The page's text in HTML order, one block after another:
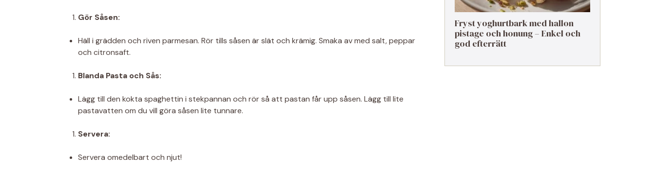
Gör Såsen:
Häll i grädden och riven parmesan. Rör tills såsen är slät och krämig. Smaka av med salt, peppar
och citronsaft.
Blanda Pasta och Sås:
Lägg till den kokta spaghettin i stekpannan och rör så att pastan får upp såsen. Lägg till lite
pastavatten om du vill göra såsen lite tunnare.
Servera:
Servera omedelbart och njut!
Fryst yoghurtbark med hallon
pistage och honung – Enkel och
god efterrätt